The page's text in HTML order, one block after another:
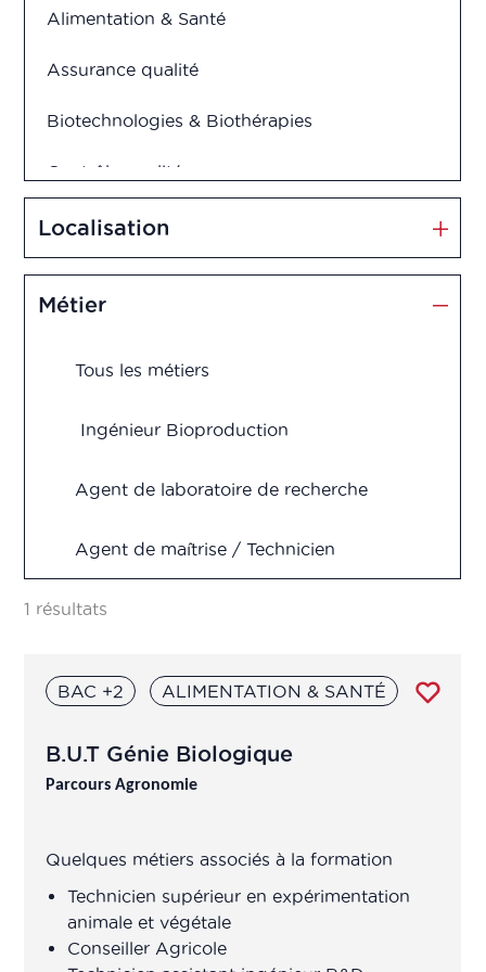
Alimentation & Santé
Assurance qualité
Biotechnologies & Biothérapies
Contrôle qualité
Cosmétiques
Dispositifs médicaux
Market Access
Marketing & Vente
Vigilance
Localisation
Métier
Tous les métiers
Ingénieur Bioproduction
Agent de laboratoire de recherche
Agent de maîtrise / Technicien
Supérieur fabrication, production,
contrôle qualité, R&D
production
Assistant de
production/transposition
1 résultats
BAC +2 ALIMENTATION & SANTÉ
B.U.T Génie Biologique
Parcours Agronomie
Quelques métiers associés à la formation
Technicien supérieur en expérimentation
animale et végétale
Conseiller Agricole